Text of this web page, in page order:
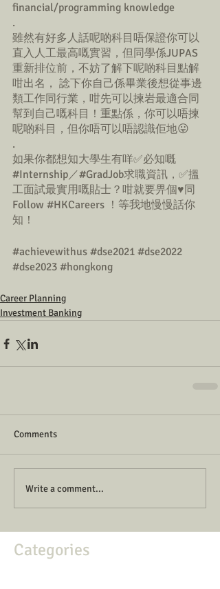
financial/programming knowledge
.
雖然有好多人話呢啲科目唔保證你可以
直入人工最高嘅實習，但同學係JUPAS
重新排位前，不妨了解下呢啲科目點解
咁出名， 諗下你自己係畢業後想從事邊
類工作同行業，咁先可以揀岩最適合同
幫到自己嘅科目！重點係，你可以唔揀
呢啲科目，但你唔可以唔認識佢地😛
.
如果你都想知大學生有咩✅必知嘅
#Internship／#GradJob求職資訊，✅搵
工面試最實用嘅貼士？咁就要畀個♥️同
Follow #HKCareers ！等我地慢慢話你
知！
#achievewithus #dse2021 #dse2022
#dse2023 #hongkong
Career Planning
Investment Banking
Comments
Write a comment...
Categories